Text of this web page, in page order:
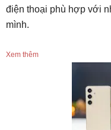
điện thoại phù hợp với
mình.
Xem thêm